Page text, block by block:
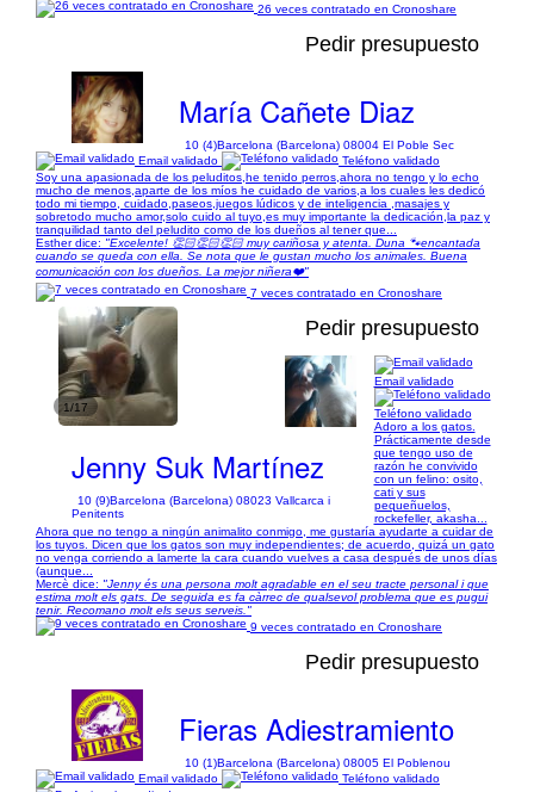
26 veces contratado en Cronoshare
Pedir presupuesto
María Cañete Diaz
10 (4)Barcelona (Barcelona) 08004 El Poble Sec
Email validado
Teléfono validado
Soy una apasionada de los peluditos,he tenido perros,ahora no tengo y lo echo
mucho de menos,aparte de los míos he cuidado de varios,a los cuales les dedicó
todo mi tiempo, cuidado,paseos,juegos lúdicos y de inteligencia ,masajes y
sobretodo mucho amor,solo cuido al tuyo,es muy importante la dedicación,la paz y
tranquilidad tanto del peludito como de los dueños al tener que...
Esther dice: "Excelente! 👏🏻👏🏻👏🏻 muy cariñosa y atenta. Duna 🐾encantada
cuando se queda con ella. Se nota que le gustan mucho los animales. Buena
comunicación con los dueños. La mejor niñera❤️"
7 veces contratado en Cronoshare
1/17
Pedir presupuesto
Jenny Suk Martínez
10 (9)Barcelona (Barcelona) 08023 Vallcarca i
Penitents
Email validado
Teléfono validado
Adoro a los gatos.
Prácticamente desde
que tengo uso de
razón he convivido
con un felino: osito,
cati y sus
pequeñuelos,
rockefeller, akasha...
Ahora que no tengo a ningún animalito conmigo, me gustaría ayudarte a cuidar de
los tuyos. Dicen que los gatos son muy independientes; de acuerdo, quizá un gato
no venga corriendo a lamerte la cara cuando vuelves a casa después de unos días
(aunque...
Mercè dice: "Jenny és una persona molt agradable en el seu tracte personal i que
estima molt els gats. De seguida es fa càrrec de qualsevol problema que es pugui
tenir. Recomano molt els seus serveis."
9 veces contratado en Cronoshare
Pedir presupuesto
Fieras Adiestramiento
10 (1)Barcelona (Barcelona) 08005 El Poblenou
Email validado
Teléfono validado